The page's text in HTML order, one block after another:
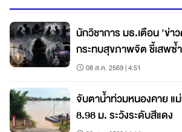
นักวิชาการ มธ.เตือน 'ข่า
กระทบสุขภาพจิต ชี้เสพซ้
กลัว–วิตกกังวล แนะรัฐ-สื่
08 ส.ค. 2569 | 4:51
จับตาน้ำท่วมหนองคาย แ
8.98 ม. ระวังระดับสีแดง